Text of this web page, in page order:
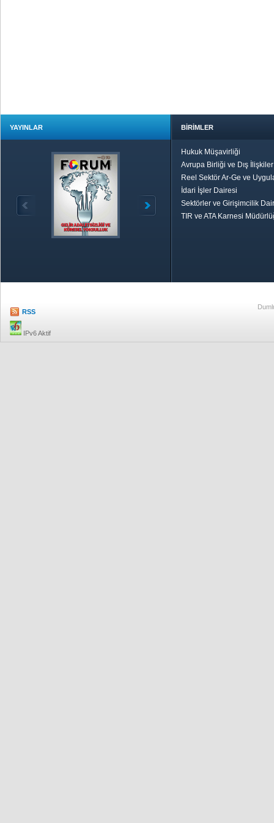
YAYINLAR BİRİMLER
Hukuk Müşavirliği
Avrupa Birliği ve Dış
Reel Sektör Ar-Ge ve
İdari İşler Dairesi
Sektörler ve Girişimcilik
TIR ve ATA Karnesi
RSS
IPv6 Aktif